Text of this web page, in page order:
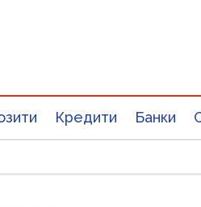
Кредити Банки